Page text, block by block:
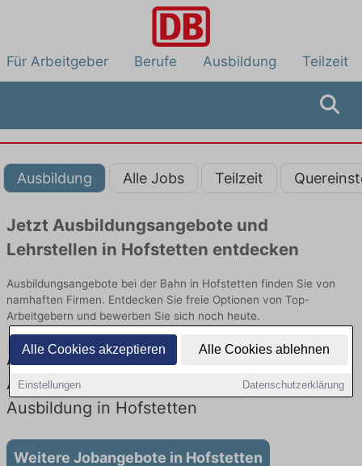
Alle Cookies akzeptieren Alle Cookies ablehnen
Einstellungen Datenschutzerklärung
Für Arbeitgeber Berufe Ausbildung Teilzeit
Ausbildung Alle Jobs Teilzeit
Jetzt Ausbildungsangebote und
Lehrstellen in Hofstetten entdecken
Ausbildungsangebote bei der Bahn in Hofstetten finden Sie von
namhaften Firmen. Entdecken Sie freie Optionen von Top-
Arbeitgebern und bewerben Sie sich noch heute.
Ausbildung in Hofstetten bei der Bahn:
Aktuell gibt es keine Stellenangebote für
Ausbildung in Hofstetten
Weitere Jobangebote in Hofstetten